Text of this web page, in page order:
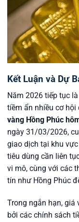
Kết Luận và Dự
Năm 2026 tiếp tục
tiềm ẩn nhiều cơ
vàng Hồng Phúc
ngày 31/03/2026,
giao dịch tại khu
tiêu dùng cần liên
vi mô, cùng với các
tín như Hồng Phúc
Trong ngắn hạn, giá
bởi các chính sách